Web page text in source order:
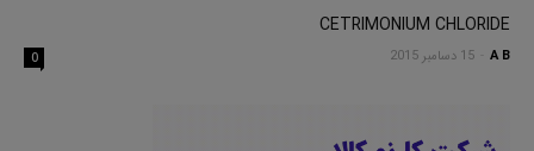
CETRIMONIUM CHLORIDE
A B 15 دسامبر 2015 0